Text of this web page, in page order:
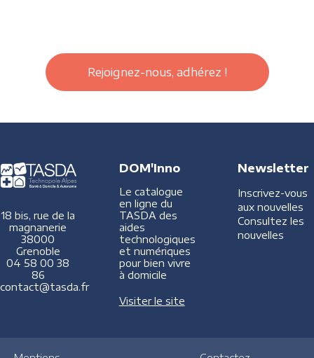
Rejoignez-nous, adhérez !
18 bis, rue de la
magnanerie
38000
Grenoble
04 58 00 38
86
contact@tasda.fr
DOM'Inno
Le catalogue
en ligne du
TASDA des
aides
technologiques
et numériques
pour bien vivre
à domicile
Visiter le site
Newsletter
Inscrivez-vous
aux nouvelles
Consultez les
nouvelles